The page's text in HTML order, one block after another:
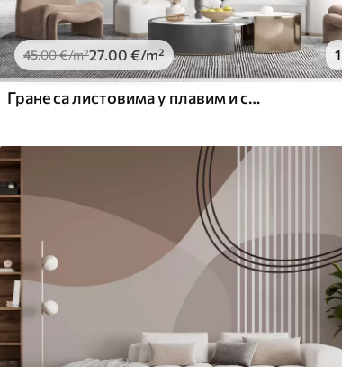
45.00€/m²27.00 €/m² 1
Гране са листовима у плавим и смеђим тоновима, светле позадине, меке и нежне, акварел стил